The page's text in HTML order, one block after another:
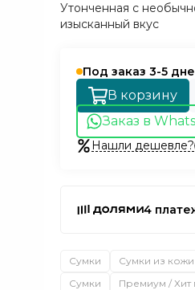
Утонченная с
изысканный вкус
Под заказ 3-5
В корзину
Заказ в
Нашли дешевле?
4
Сумки Сумки из
Сумки
Премиум / Хит